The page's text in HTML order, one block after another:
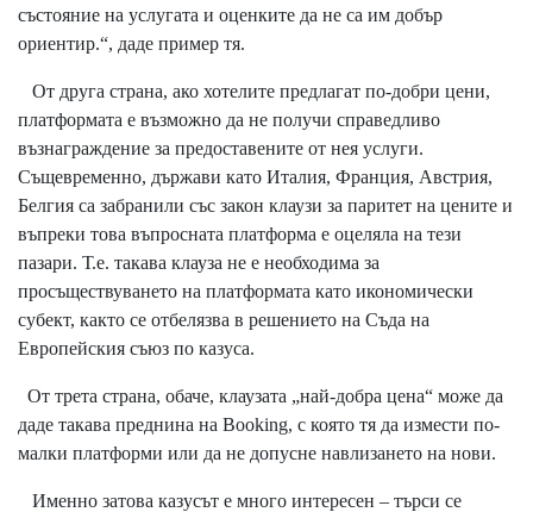
състояние на услугата и оценките да не са им добър
ориентир.“, даде пример тя.
От друга страна, ако хотелите предлагат по-добри цени,
платформата е възможно да не получи справедливо
възнаграждение за предоставените от нея услуги.
Същевременно, държави като Италия, Франция, Австрия,
Белгия са забранили със закон клаузи за паритет на цените и
въпреки това въпросната платформа е оцеляла на тези
пазари. Т.е. такава клауза не е необходима за
просъществуването на платформата като икономически
субект, както се отбелязва в решението на Съда на
Европейския съюз по казуса.
От трета страна, обаче, клаузата „най-добра цена“ може да
даде такава преднина на Booking, с която тя да измести по-
малки платформи или да не допусне навлизането на нови.
Именно затова казусът е много интересен – търси се